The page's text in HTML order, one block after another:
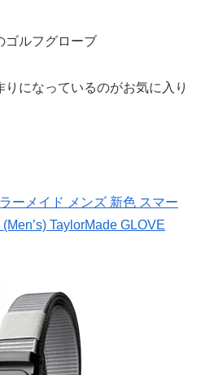
ゴルフグローブ
になっているのがお気に入り
ーメイド メンズ 新色 スマー
TaylorMade GLOVE